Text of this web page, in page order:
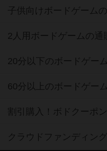
子供向けボードゲーム
2人用ボードゲームの通
20分以下のボードゲー
60分以上のボードゲー
割引購入！ボドクーポ
クラウドファンディン